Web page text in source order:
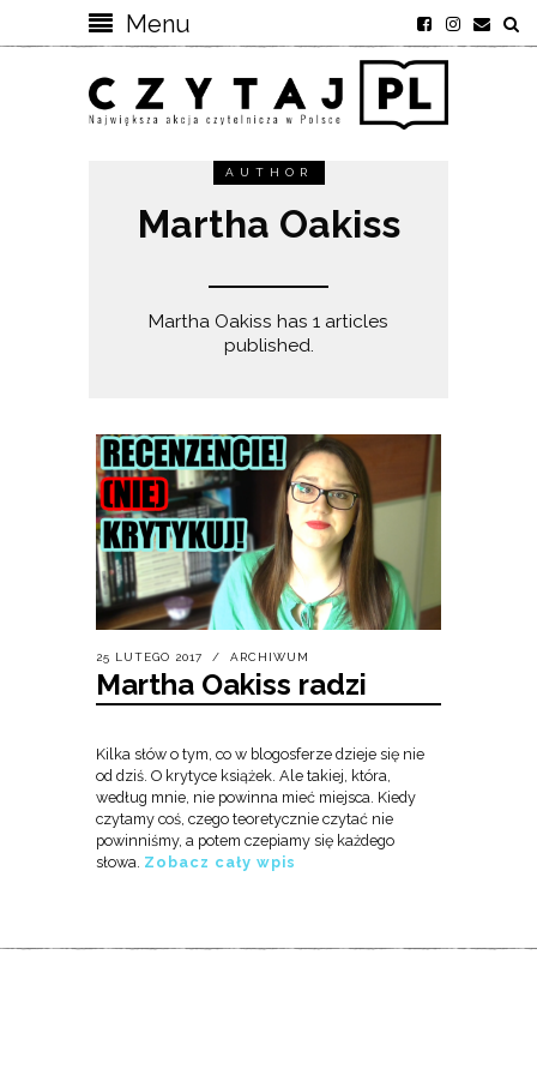
Menu
AUTHOR
Martha Oakiss
Martha Oakiss has 1 articles
published.
25 LUTEGO 2017 ARCHIWUM
Martha Oakiss radzi
Kilka słów o tym, co w blogosferze dzieje się nie
od dziś. O krytyce książek. Ale takiej, która,
według mnie, nie powinna mieć miejsca. Kiedy
czytamy coś, czego teoretycznie czytać nie
powinniśmy, a potem czepiamy się każdego
słowa. Zobacz cały wpis